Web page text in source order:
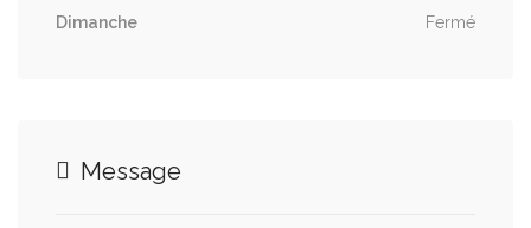
Dimanche
Fermé
Message